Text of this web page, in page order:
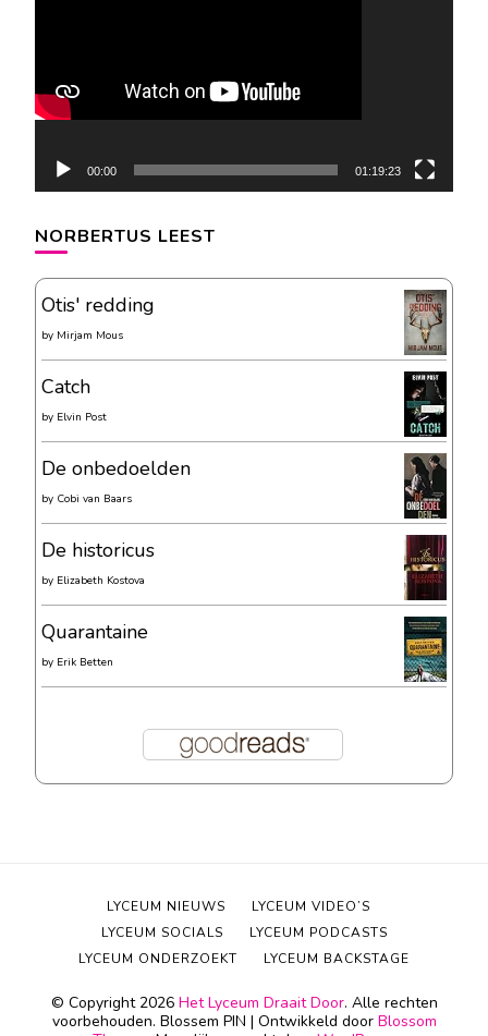
00:00 01:19:23
NORBERTUS LEEST
Otis' redding
by Mirjam Mous
Catch
by Elvin Post
De onbedoelden
by Cobi van Baars
De historicus
by Elizabeth Kostova
Quarantaine
by Erik Betten
© Copyright 2026 Het Lyceum Draait Door. Alle rechten
voorbehouden. Blossem PIN | Ontwikkeld door Blossom
LYCEUM NIEUWS
LYCEUM VIDEO’S
LYCEUM SOCIALS
LYCEUM PODCASTS
LYCEUM ONDERZOEKT
LYCEUM BACKSTAGE